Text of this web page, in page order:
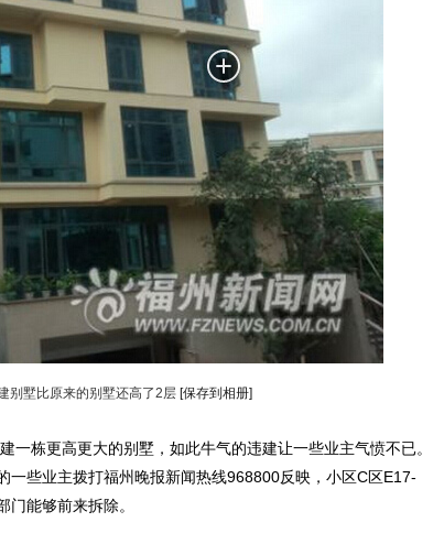
别墅比原来的别墅还高了2层 [保存到相册]
栋更高更大的别墅，如此牛气的违建让一些业主气愤不已。
一些业主拨打福州晚报新闻热线968800反映，小区C区E17-
能够前来拆除。